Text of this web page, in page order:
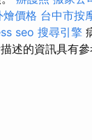
價格 台中市按
seo 搜尋引擎
述的資訊具有